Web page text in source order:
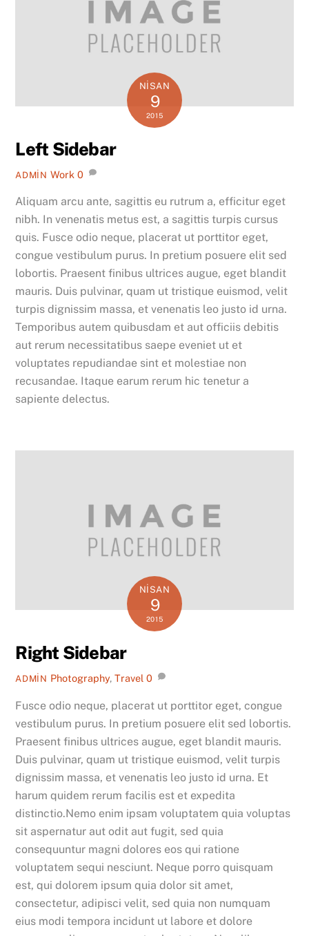
NISAN
9
2015
Left Sidebar
ADMIN Work 0
Aliquam arcu ante, sagittis eu rutrum a, efficitur eget
nibh. In venenatis metus est, a sagittis turpis cursus
quis. Fusce odio neque, placerat ut porttitor eget,
congue vestibulum purus. In pretium posuere elit sed
lobortis. Praesent finibus ultrices augue, eget blandit
mauris. Duis pulvinar, quam ut tristique euismod, velit
turpis dignissim massa, et venenatis leo justo id urna.
Temporibus autem quibusdam et aut officiis debitis
aut rerum necessitatibus saepe eveniet ut et
voluptates repudiandae sint et molestiae non
recusandae. Itaque earum rerum hic tenetur a
sapiente delectus.
NISAN
9
2015
Right Sidebar
ADMIN Photography, Travel 0
Fusce odio neque, placerat ut porttitor eget, congue
vestibulum purus. In pretium posuere elit sed lobortis.
Praesent finibus ultrices augue, eget blandit mauris.
Duis pulvinar, quam ut tristique euismod, velit turpis
dignissim massa, et venenatis leo justo id urna. Et
harum quidem rerum facilis est et expedita
distinctio.Nemo enim ipsam voluptatem quia voluptas
sit aspernatur aut odit aut fugit, sed quia
consequuntur magni dolores eos qui ratione
voluptatem sequi nesciunt. Neque porro quisquam
est, qui dolorem ipsum quia dolor sit amet,
consectetur, adipisci velit, sed quia non numquam
eius modi tempora incidunt ut labore et dolore